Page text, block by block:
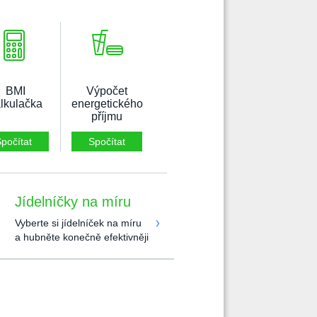
BMI
Výpočet
energetického
příjmu
Spočítat
Jídelníčky na míru
Vyberte si jídelníček na míru
a hubněte konečně efektivněji